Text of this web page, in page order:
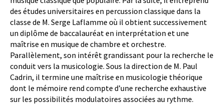
des études universitaires en percussion classique dans la
classe de M. Serge Laflamme où il obtient successivement
un diplôme de baccalauréat en interprétation et une
maîtrise en musique de chambre et orchestre.
Parallèlement, son intérêt grandissant pour la recherche le
conduit vers la musicologie. Sous la direction de M. Paul
Cadrin, il termine une maîtrise en musicologie théorique
dont le mémoire rend compte d’une recherche exhaustive
sur les possibilités modulatoires associées au rythme.